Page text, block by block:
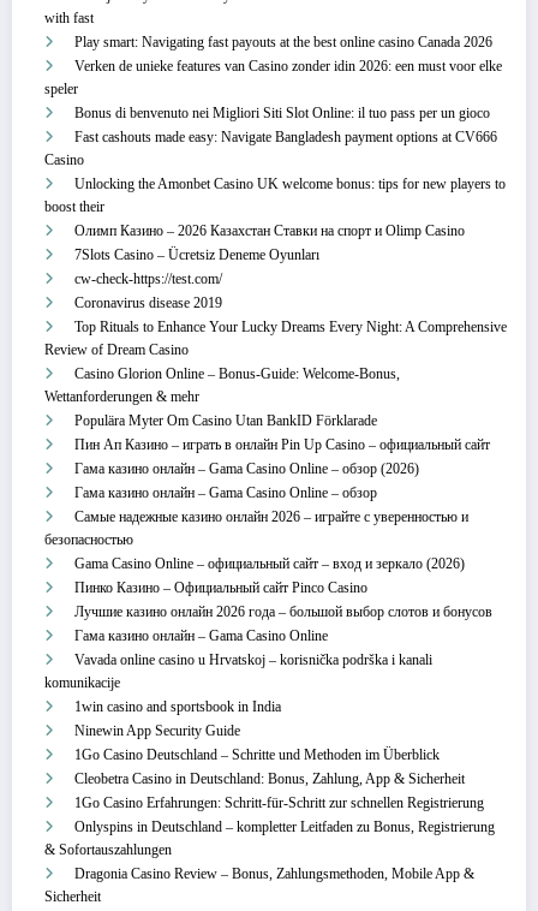
with fast
Play smart: Navigating fast payouts at the best online casino Canada 2026
Verken de unieke features van Casino zonder idin 2026: een must voor elke
speler
Bonus di benvenuto nei Migliori Siti Slot Online: il tuo pass per un gioco
Fast cashouts made easy: Navigate Bangladesh payment options at CV666
Casino
Unlocking the Amonbet Casino UK welcome bonus: tips for new players to
boost their
Олимп Казино – 2026 Казахстан Ставки на спорт и Olimp Casino
7Slots Casino – Ücretsiz Deneme Oyunları
cw-check-https://test.com/
Coronavirus disease 2019
Top Rituals to Enhance Your Lucky Dreams Every Night: A Comprehensive
Review of Dream Casino
Casino Glorion Online – Bonus‑Guide: Welcome‑Bonus,
Wettanforderungen & mehr
Populära Myter Om Casino Utan BankID Förklarade
Пин Ап Казино – играть в онлайн Pin Up Casino – официальный сайт
Гама казино онлайн – Gama Casino Online – обзор (2026)
Гама казино онлайн – Gama Casino Online – обзор
Самые надежные казино онлайн 2026 – играйте с уверенностью и
безопасностью
Gama Casino Online – официальный сайт – вход и зеркало (2026)
Пинко Казино – Официальный сайт Pinco Casino
Лучшие казино онлайн 2026 года – большой выбор слотов и бонусов
Гама казино онлайн – Gama Casino Online
Vavada online casino u Hrvatskoj – korisnička podrška i kanali
komunikacije
1win casino and sportsbook in India
Ninewin App Security Guide
1Go Casino Deutschland – Schritte und Methoden im Überblick
Cleobetra Casino in Deutschland: Bonus, Zahlung, App & Sicherheit
1Go Casino Erfahrungen: Schritt‑für‑Schritt zur schnellen Registrierung
Onlyspins in Deutschland – kompletter Leitfaden zu Bonus, Registrierung
& Sofortauszahlungen
Dragonia Casino Review – Bonus, Zahlungsmethoden, Mobile App &
Sicherheit